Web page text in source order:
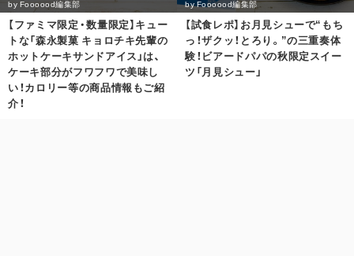
by Foooood編集部
【ファミマ限定・数量限定】キュー
トな「森永製菓 キョロチキ先輩の
ホットケーキサンドアイス」は、
ケーキ部分がフワフワで美味し
い！カロリー等の商品情報もご紹
介！
byFoooood編集部
【試食レポ】お月見シューで“もち
っ！ザクッ！とろり。”の三重奏体
験！ビアードパパの秋限定スイー
ツ「月見シュー」